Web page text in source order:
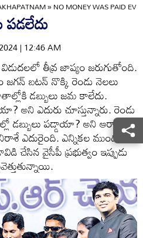
»NO MONEY WAS PAID
పడలేదు
| 12:46 AM
తీవ్ర జాప్యం జరుగుతోంది.
బటన్‌ నొక్కి రెండు నెలలు
డబ్బులు జమ కాలేదు.
అని ఎదురు చూస్తున్నారు. రెండు
డబ్బులు పడ్డాయా? అని ఆరా
ఎదురైంది. ఎన్నికల ముందు
చేసిన వైసీపీ ప్రభుత్వం ఇప్పుడు